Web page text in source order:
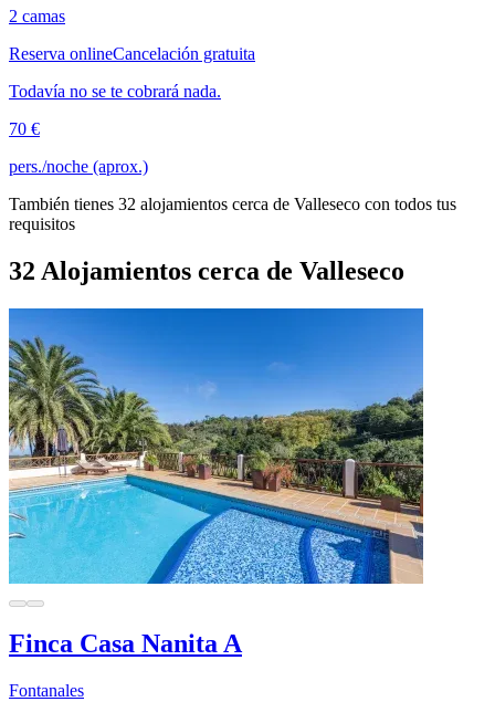
2 camas
Reserva onlineCancelación gratuita
Todavía no se te cobrará nada.
70 €
pers./noche (aprox.)
También tienes 32 alojamientos cerca de Valleseco con todos tus
requisitos
32 Alojamientos cerca de Valleseco
Finca Casa Nanita A
Fontanales